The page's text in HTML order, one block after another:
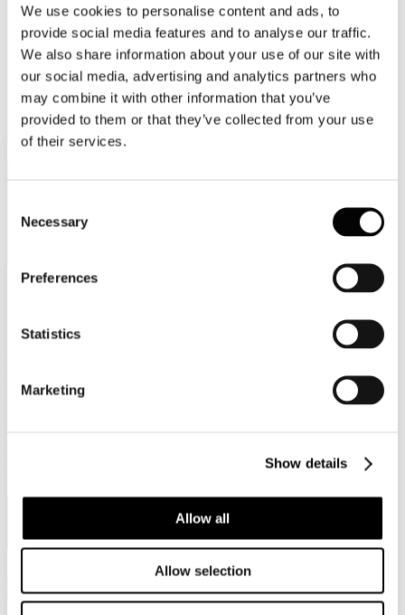
We use cookies to personalise content and ads, to
provide social media features and to analyse our traffic.
We also share information about your use of our site with
our social media, advertising and analytics partners who
may combine it with other information that you’ve
provided to them or that they’ve collected from your use
of their services.
Selection
Necessary
Preferences
Statistics
Marketing
Show details
Allow all
Allow selection
Categorie merceologiche
Tel. +39 02-290.03018 r.a